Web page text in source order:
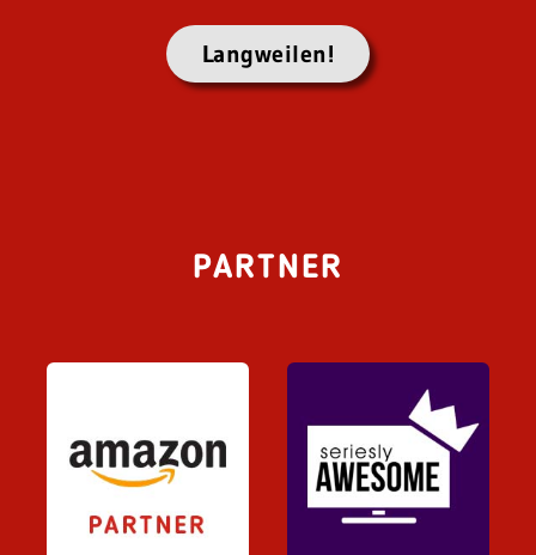
Langweilen!
PARTNER